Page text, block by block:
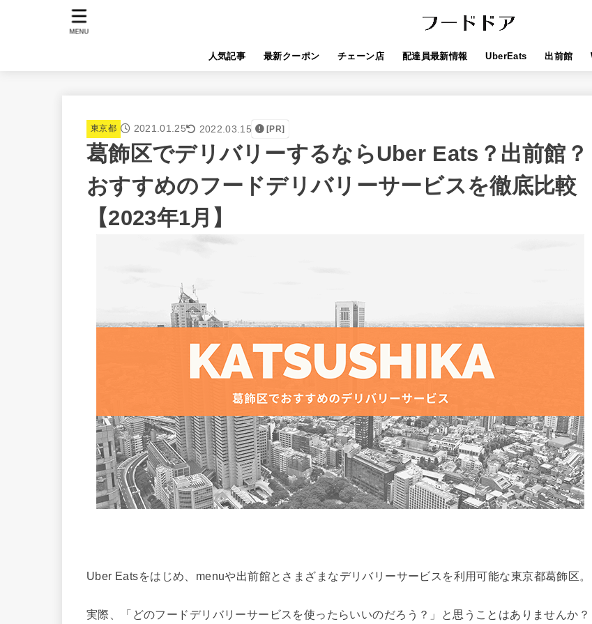
人気記事 最新クーポン チェーン店 配達員最新情報 UberEats 出前館
MENU
東京都 2021.01.25 2022.03.15 [PR]
葛飾区でデリバリーするならUber Eats？出前館？
おすすめのフードデリバリーサービスを徹底比較
【2023年1月】
Uber Eatsをはじめ、menuや出前館とさまざまなデリバリーサービスを利用可能な東京都葛飾区。
実際、「どのフードデリバリーサービスを使ったらいいのだろう？」と思うことはありませんか？